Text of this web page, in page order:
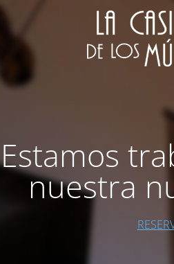
Estamos
nuestra